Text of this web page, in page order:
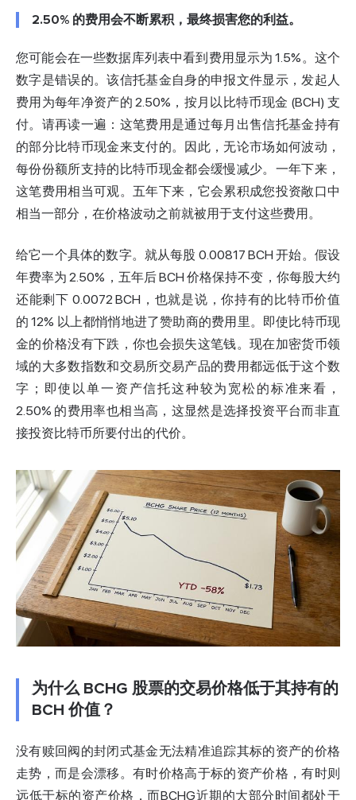
2.50% 的费用会不断累积，最终损害您的利益。
您可能会在一些数据库列表中看到费用显示为 1.5%。这个
数字是错误的。该信托基金自身的申报文件显示，发起人
费用为每年净资产的 2.50%，按月以比特币现金 (BCH) 支
付。请再读一遍：这笔费用是通过每月出售信托基金持有
的部分比特币现金来支付的。因此，无论市场如何波动，
每份份额所支持的比特币现金都会缓慢减少。一年下来，
这笔费用相当可观。五年下来，它会累积成您投资敞口中
相当一部分，在价格波动之前就被用于支付这些费用。
给它一个具体的数字。就从每股 0.00817 BCH 开始。假设
年费率为 2.50%，五年后 BCH 价格保持不变，你每股大约
还能剩下 0.0072 BCH，也就是说，你持有的比特币价值
的 12% 以上都悄悄地进了赞助商的费用里。即使比特币现
金的价格没有下跌，你也会损失这笔钱。现在加密货币领
域的大多数指数和交易所交易产品的费用都远低于这个数
字；即使以单一资产信托这种较为宽松的标准来看，
2.50% 的费用率也相当高，这显然是选择投资平台而非直
接投资比特币所要付出的代价。
为什么 BCHG 股票的交易价格低于其持有的
BCH 价值？
没有赎回阀的封闭式基金无法精准追踪其标的资产的价格
走势，而是会漂移。有时价格高于标的资产价格，有时则
远低于标的资产价格，而BCHG近期的大部分时间都处于